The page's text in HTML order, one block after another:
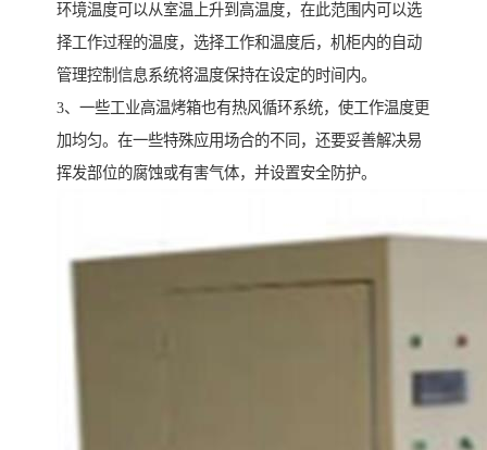
环境温度可以从室温上升到高温度，在此范围内可以选
择工作过程的温度，选择工作和温度后，机柜内的自动
管理控制信息系统将温度保持在设定的时间内。
3、一些工业高温烤箱也有热风循环系统，使工作温度更
加均匀。在一些特殊应用场合的不同，还要妥善解决易
挥发部位的腐蚀或有害气体，并设置安全防护。